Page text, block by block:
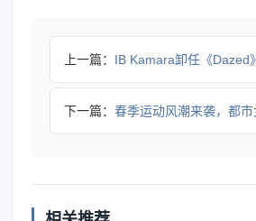
上一篇： IB Kamara卸任《Dazed》主
下一篇： 春季运动风潮来袭，都市女性如何